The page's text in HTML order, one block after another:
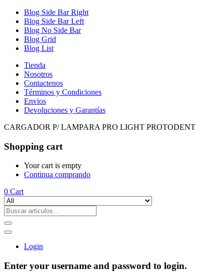
Blog Side Bar Right
Blog Side Bar Left
Blog No Side Bar
Blog Grid
Blog List
Tienda
Nosotros
Contactenos
Términos y Condiciones
Envios
Devoluciones y Garantías
CARGADOR P/ LAMPARA PRO LIGHT PROTODENT
Shopping cart
Your cart is empty
Continua comprando
0 Cart
Login
Enter your username and password to login.